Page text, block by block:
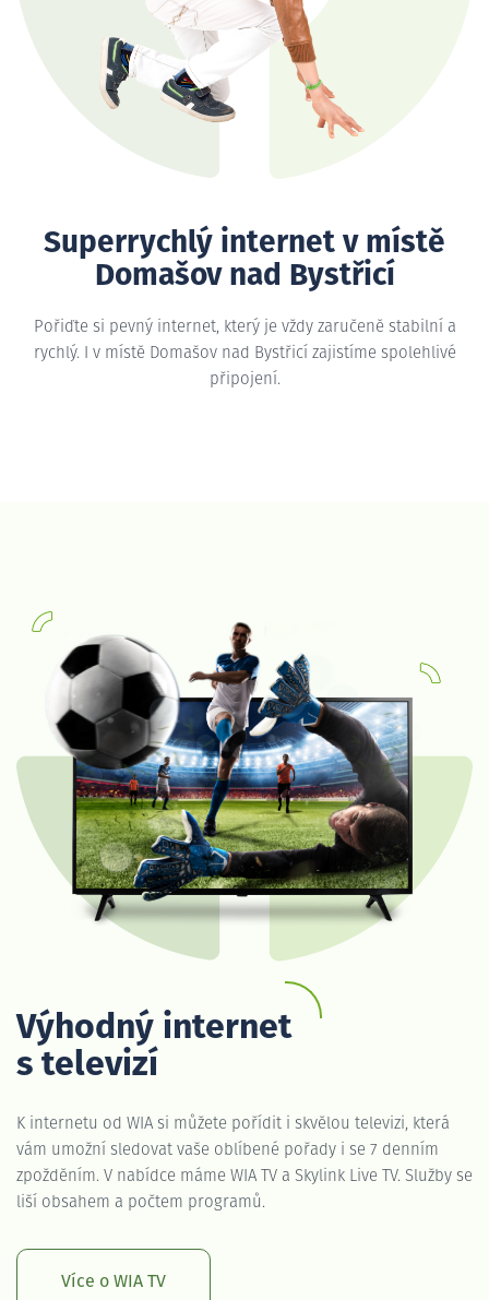
Superrychlý internet v místě
Domašov nad Bystřicí
Pořiďte si pevný internet, který je vždy zaručeně stabilní a
rychlý. I v místě Domašov nad Bystřicí zajistíme spolehlivé
připojení.
Výhodný internet
s televizí
K internetu od WIA si můžete pořídit i skvělou televizi, která
vám umožní sledovat vaše oblíbené pořady i se 7 denním
zpožděním. V nabídce máme WIA TV a Skylink Live TV. Služby se
liší obsahem a počtem programů.
Více o WIA TV